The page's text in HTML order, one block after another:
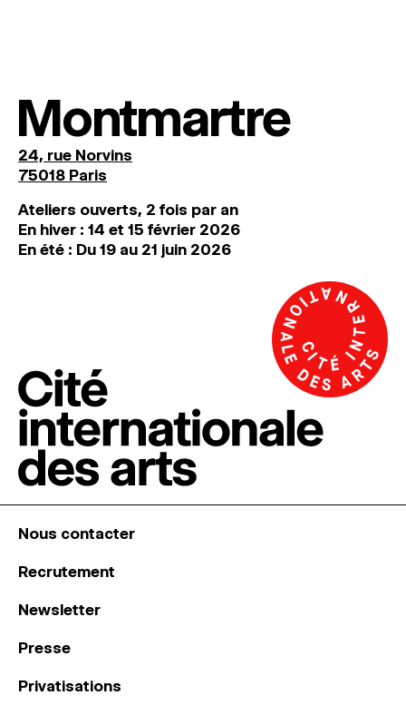
Montmartre
24, rue Norvins
75018 Paris
Ateliers ouverts, 2 fois par an
En hiver : 14 et 15 février 2026
En été : Du 19 au 21 juin 2026
Nous contacter
Recrutement
Newsletter
Presse
Privatisations